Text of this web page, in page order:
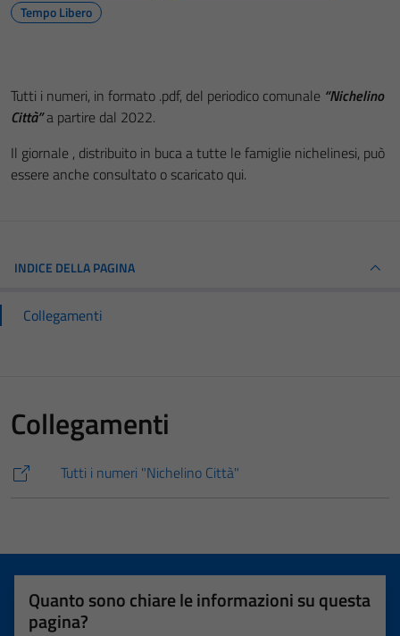
Tempo Libero
Tutti i numeri, in formato .pdf, del periodico comunale “Nichelino
Città”a partire dal 2022.
Il giornale , distribuito in buca a tutte le famiglie nichelinesi, può
essere anche consultato o scaricato qui.
INDICE DELLA PAGINA
Collegamenti
Collegamenti
Tutti i numeri "Nichelino Città"
Quanto sono chiare le informazioni su questa
pagina?